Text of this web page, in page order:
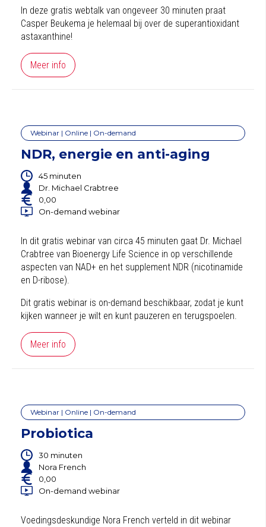
In deze gratis webtalk van ongeveer 30 minuten praat
Casper Beukema je helemaal bij over de superantioxidant
astaxanthine!
Meer info
Webinar | Online | On-demand
NDR, energie en anti-aging
45 minuten
Dr. Michael Crabtree
0,00
On-demand webinar
In dit gratis webinar van circa 45 minuten gaat Dr. Michael
Crabtree van Bioenergy Life Science in op verschillende
aspecten van NAD+ en het supplement NDR (nicotinamide
en D-ribose).
Dit gratis webinar is on-demand beschikbaar, zodat je kunt
kijken wanneer je wilt en kunt pauzeren en terugspoelen.
Meer info
Webinar | Online | On-demand
Probiotica
30 minuten
Nora French
0,00
On-demand webinar
Voedingsdeskundige Nora French verteld in dit webinar